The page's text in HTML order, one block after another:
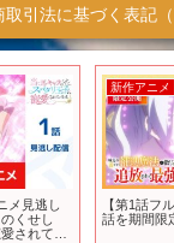
メ見逃し
くせし
されてい
新作アニメ
【第1話フ
話を期間限